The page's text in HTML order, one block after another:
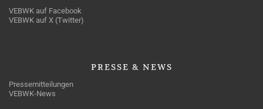
VEBWK auf Facebook
VEBWK auf X (Twitter)
PRESSE & NEWS
Pressemitteilungen
VEBWK-News